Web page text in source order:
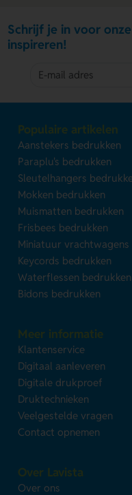
Schrijf je in voor
inspireren!
Populaire artikelen
Aanstekers bedrukken
Paraplu's bedrukken
Sleutelhangers
Mokken bedrukken
Muismatten bedrukken
Frisbees bedrukken
Miniatuur
Keycords bedrukken
Waterflessen bedrukken
Bidons bedrukken
Meer informatie
Klantenservice
Digitaal aanleveren
Digitale drukproef
Druktechnieken
Veelgestelde vragen
Contact opnemen
Over Lavista
Over ons